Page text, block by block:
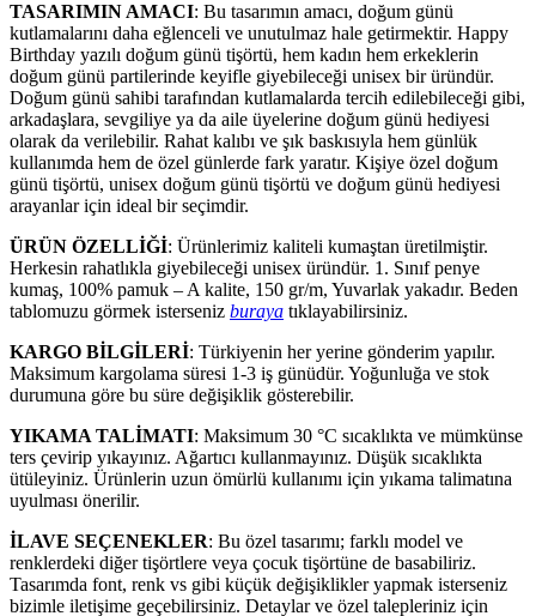
TASARIMIN AMACI: Bu tasarımın amacı, doğum günü
kutlamalarını daha eğlenceli ve unutulmaz hale getirmektir. Happy
Birthday yazılı doğum günü tişörtü, hem kadın hem erkeklerin
doğum günü partilerinde keyifle giyebileceği unisex bir üründür.
Doğum günü sahibi tarafından kutlamalarda tercih edilebileceği gibi,
arkadaşlara, sevgiliye ya da aile üyelerine doğum günü hediyesi
olarak da verilebilir. Rahat kalıbı ve şık baskısıyla hem günlük
kullanımda hem de özel günlerde fark yaratır. Kişiye özel doğum
günü tişörtü, unisex doğum günü tişörtü ve doğum günü hediyesi
arayanlar için ideal bir seçimdir.
ÜRÜN ÖZELLİĞİ: Ürünlerimiz kaliteli kumaştan üretilmiştir.
Herkesin rahatlıkla giyebileceği unisex üründür. 1. Sınıf penye
kumaş, 100% pamuk – A kalite, 150 gr/m, Yuvarlak yakadır. Beden
tablomuzu görmek isterseniz buraya tıklayabilirsiniz.
KARGO BİLGİLERİ: Türkiyenin her yerine gönderim yapılır.
Maksimum kargolama süresi 1-3 iş günüdür. Yoğunluğa ve stok
durumuna göre bu süre değişiklik gösterebilir.
YIKAMA TALİMATI: Maksimum 30 °C sıcaklıkta ve mümkünse
ters çevirip yıkayınız. Ağartıcı kullanmayınız. Düşük sıcaklıkta
ütüleyiniz. Ürünlerin uzun ömürlü kullanımı için yıkama talimatına
uyulması önerilir.
İLAVE SEÇENEKLER: Bu özel tasarımı; farklı model ve
renklerdeki diğer tişörtlere veya çocuk tişörtüne de basabiliriz.
Tasarımda font, renk vs gibi küçük değişiklikler yapmak isterseniz
bizimle iletişime geçebilirsiniz. Detaylar ve özel talepleriniz için